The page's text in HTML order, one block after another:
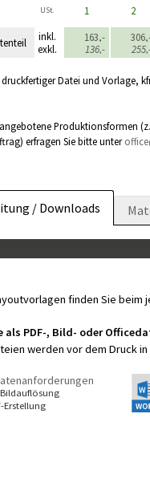
USt. 1 2
inkl. 163,-
exkl.
136,-
druckfertiger Datei und Vorlage,
Produktionsformen
erfragen Sie bitte unter
/ Downloads
finden Sie
PDF-, Bild- oder
werden vor dem Druck
Erstellung